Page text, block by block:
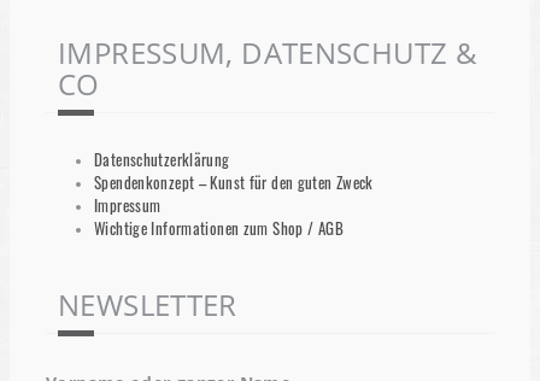
IMPRESSUM, DATENSCHUTZ &
CO
Datenschutzerklärung
Spendenkonzept – Kunst für den guten Zweck
Impressum
Wichtige Informationen zum Shop / AGB
NEWSLETTER